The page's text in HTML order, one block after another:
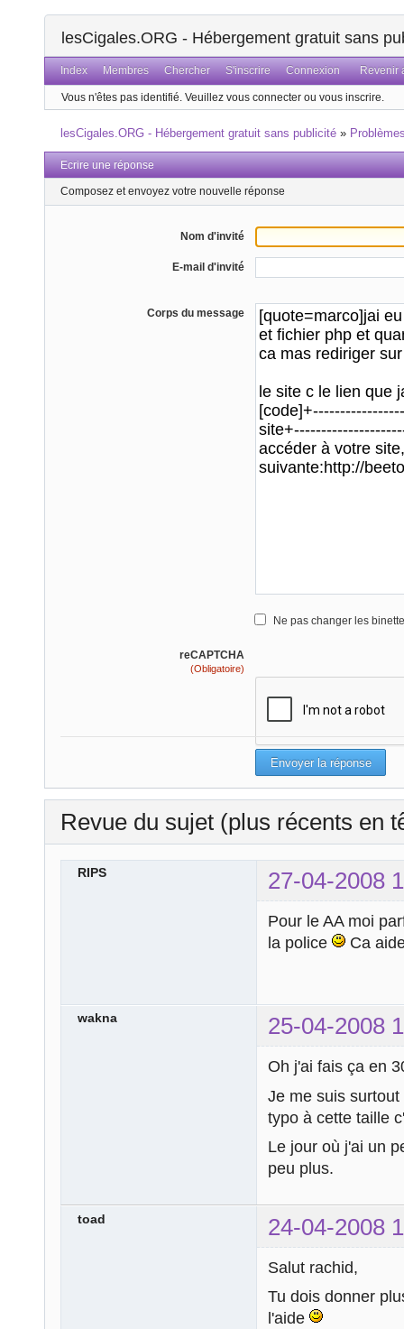
lesCigales.ORG - Hébergement gratuit sans
Index Membres Chercher S'inscrire Connexion Revenir
Vous n'êtes pas identifié. Veuillez vous connecter ou vous inscrire.
lesCigales.ORG - Hébergement gratuit sans publicité »
Ecrire une réponse
Composez et envoyez votre nouvelle réponse
Nom d'invité
E-mail d'invité
Corps du message
Ne pas changer les
reCAPTCHA
(Obligatoire)
Revue du sujet (plus récents en
RIPS 27-04-2008
Pour le AA moi
la police
Ca
wakna 25-04-2008
Oh j'ai fais ça en
Je me suis
typo à cette taille
Le jour où j'ai un
peu plus.
toad 24-04-2008
Salut rachid,
Tu dois donner
l'aide